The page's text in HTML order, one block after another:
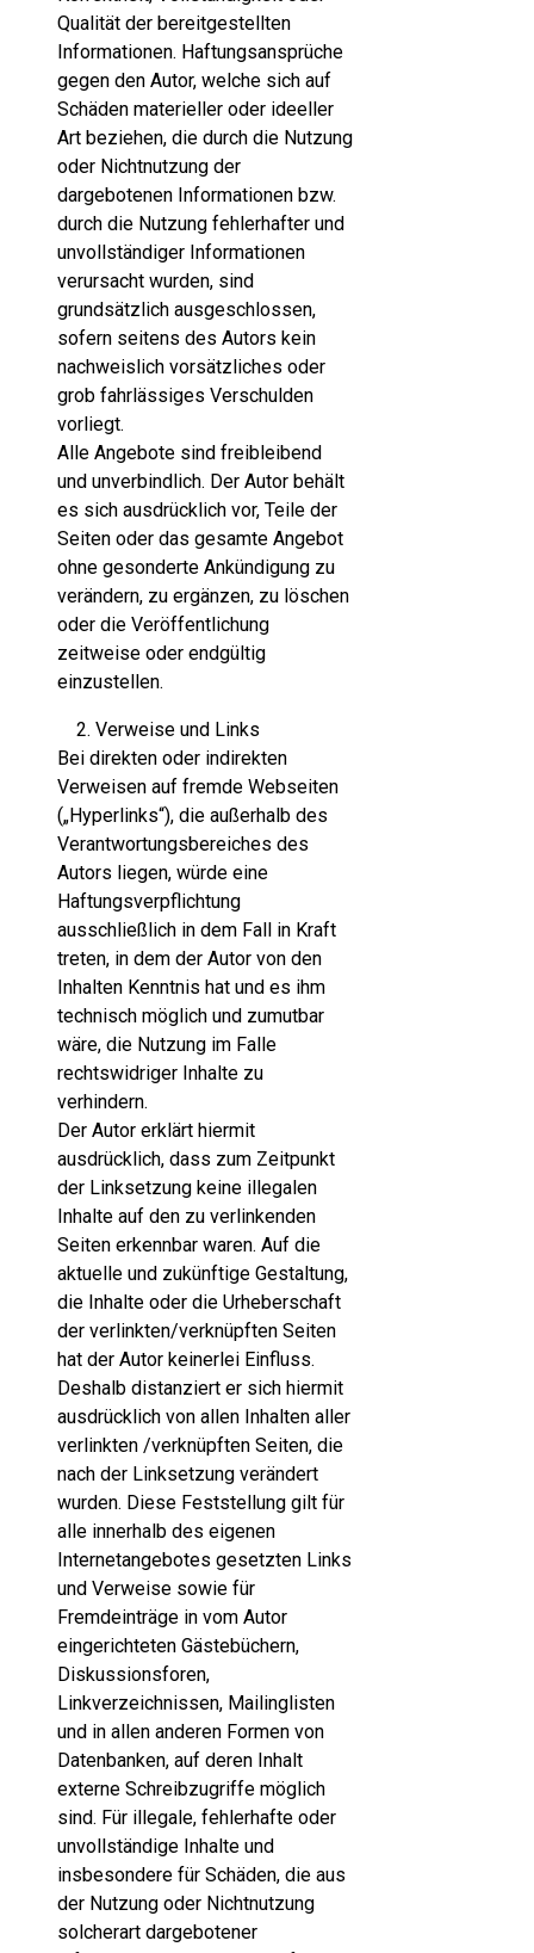
Qualität der bereitgestellten
Informationen. Haftungsansprüche
gegen den Autor, welche sich auf
Schäden materieller oder ideeller
Art beziehen, die durch die Nutzung
oder Nichtnutzung der
dargebotenen Informationen bzw.
durch die Nutzung fehlerhafter und
unvollständiger Informationen
verursacht wurden, sind
grundsätzlich ausgeschlossen,
sofern seitens des Autors kein
nachweislich vorsätzliches oder
grob fahrlässiges Verschulden
vorliegt.
Alle Angebote sind freibleibend
und unverbindlich. Der Autor behält
es sich ausdrücklich vor, Teile der
Seiten oder das gesamte Angebot
ohne gesonderte Ankündigung zu
verändern, zu ergänzen, zu löschen
oder die Veröffentlichung
zeitweise oder endgültig
einzustellen.
Verweise und Links
Bei direkten oder indirekten
Verweisen auf fremde Webseiten
(„Hyperlinks“), die außerhalb des
Verantwortungsbereiches des
Autors liegen, würde eine
Haftungsverpflichtung
ausschließlich in dem Fall in Kraft
treten, in dem der Autor von den
Inhalten Kenntnis hat und es ihm
technisch möglich und zumutbar
wäre, die Nutzung im Falle
rechtswidriger Inhalte zu
verhindern.
Der Autor erklärt hiermit
ausdrücklich, dass zum Zeitpunkt
der Linksetzung keine illegalen
Inhalte auf den zu verlinkenden
Seiten erkennbar waren. Auf die
aktuelle und zukünftige Gestaltung,
die Inhalte oder die Urheberschaft
der verlinkten/verknüpften Seiten
hat der Autor keinerlei Einfluss.
Deshalb distanziert er sich hiermit
ausdrücklich von allen Inhalten aller
verlinkten /verknüpften Seiten, die
nach der Linksetzung verändert
wurden. Diese Feststellung gilt für
alle innerhalb des eigenen
Internetangebotes gesetzten Links
und Verweise sowie für
Fremdeinträge in vom Autor
eingerichteten Gästebüchern,
Diskussionsforen,
Linkverzeichnissen, Mailinglisten
und in allen anderen Formen von
Datenbanken, auf deren Inhalt
externe Schreibzugriffe möglich
sind. Für illegale, fehlerhafte oder
unvollständige Inhalte und
insbesondere für Schäden, die aus
der Nutzung oder Nichtnutzung
solcherart dargebotener